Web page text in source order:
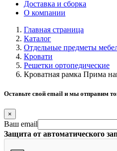
Доставка и сборка
О компании
Главная страница
Каталог
Отдельные предметы
Кровати
Решетки ортопедические
Кроватная рамка Прима
Оставьте свой email и мы отправим
×
Ваш email
Защита от автоматического